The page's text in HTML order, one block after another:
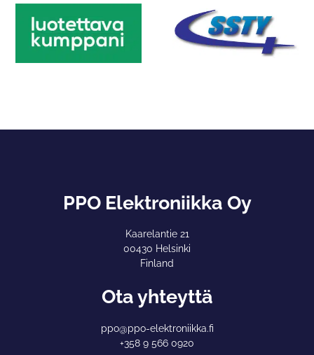
PPO Elektroniikka Oy
Kaarelantie 21
00430 Helsinki
Finland
Ota yhteyttä
ppo@ppo-elektroniikka.fi
+358 9 566 0920